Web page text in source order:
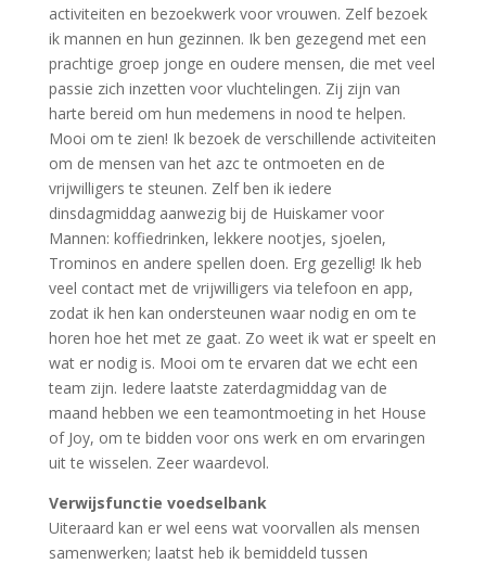
activiteiten en bezoekwerk voor vrouwen. Zelf bezoek
ik mannen en hun gezinnen. Ik ben gezegend met een
prachtige groep jonge en oudere mensen, die met veel
passie zich inzetten voor vluchtelingen. Zij zijn van
harte bereid om hun medemens in nood te helpen.
Mooi om te zien! Ik bezoek de verschillende activiteiten
om de mensen van het azc te ontmoeten en de
vrijwilligers te steunen. Zelf ben ik iedere
dinsdagmiddag aanwezig bij de Huiskamer voor
Mannen: koffiedrinken, lekkere nootjes, sjoelen,
Trominos en andere spellen doen. Erg gezellig! Ik heb
veel contact met de vrijwilligers via telefoon en app,
zodat ik hen kan ondersteunen waar nodig en om te
horen hoe het met ze gaat. Zo weet ik wat er speelt en
wat er nodig is. Mooi om te ervaren dat we echt een
team zijn. Iedere laatste zaterdagmiddag van de
maand hebben we een teamontmoeting in het House
of Joy, om te bidden voor ons werk en om ervaringen
uit te wisselen. Zeer waardevol.
Verwijsfunctie voedselbank
Uiteraard kan er wel eens wat voorvallen als mensen
samenwerken; laatst heb ik bemiddeld tussen